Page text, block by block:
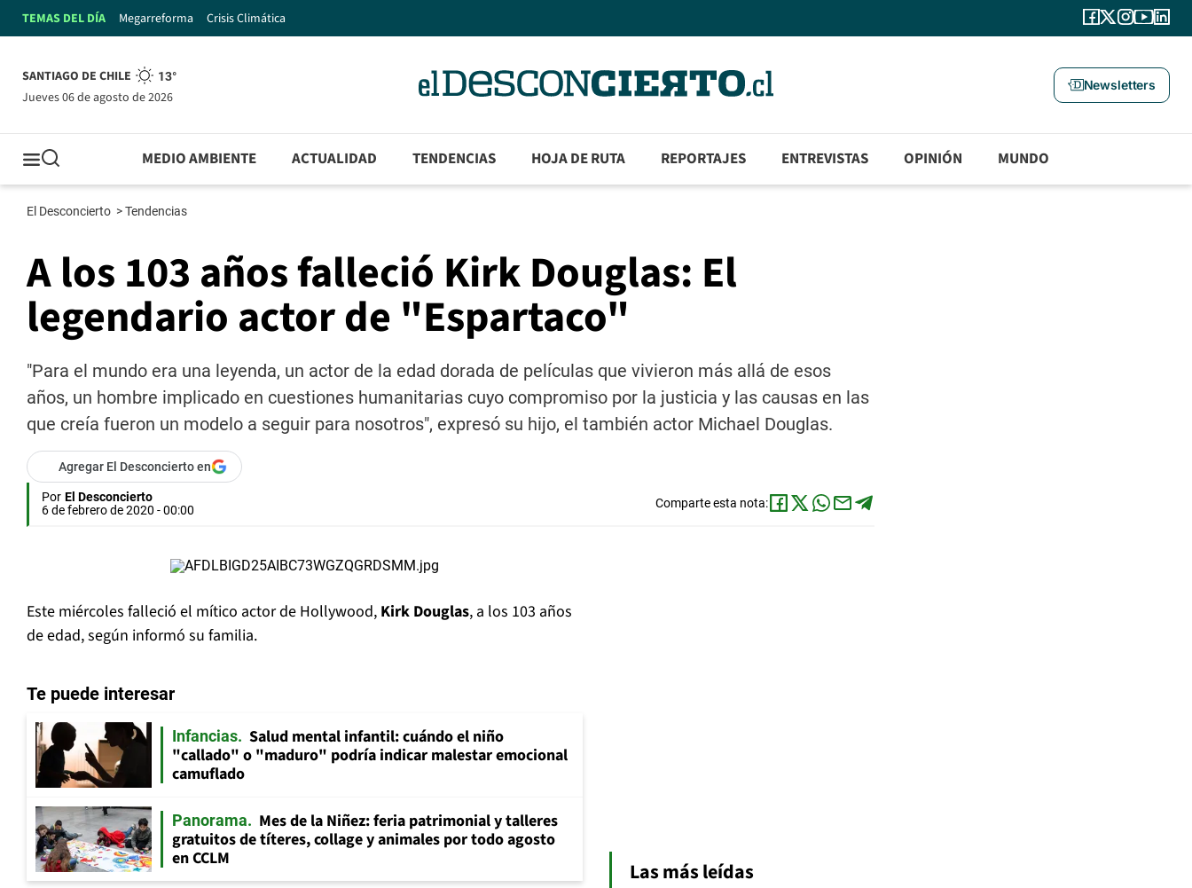
TEMAS DEL DÍA Megarreforma Crisis Climática
SANTIAGO DE CHILE 13°
jueves 06 de agosto de 2026
Newsletters
MEDIO AMBIENTE ACTUALIDAD TENDENCIAS HOJA DE RUTA REPORTAJES ENTREVISTAS OPINIÓN MUNDO
El Desconcierto >Tendencias
A los 103 años falleció Kirk Douglas: El
legendario actor de "Espartaco"
"Para el mundo era una leyenda, un actor de la edad dorada de películas que vivieron más allá de esos
años, un hombre implicado en cuestiones humanitarias cuyo compromiso por la justicia y las causas en las
que creía fueron un modelo a seguir para nosotros", expresó su hijo, el también actor Michael Douglas.
Agregar El Desconcierto en
Por El Desconcierto
6 de febrero de 2020 - 00:00
Comparte esta nota:
Este miércoles falleció el mítico actor de Hollywood, Kirk Douglas, a los 103 años
de edad, según informó su familia.
Te puede interesar
Infancias
Salud mental infantil: cuándo el niño
"callado" o "maduro" podría indicar malestar emocional
camuflado
Panorama
Mes de la Niñez: feria patrimonial y talleres
gratuitos de títeres, collage y animales por todo agosto
en CCLM
Las más leídas